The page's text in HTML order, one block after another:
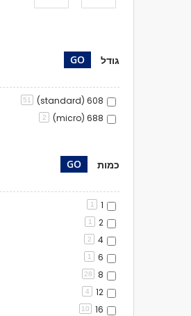
גודל GO
608 (standard)
51
688 (micro)
2
כמות GO
1
1
2
1
4
2
6
1
8
28
12
4
16
10